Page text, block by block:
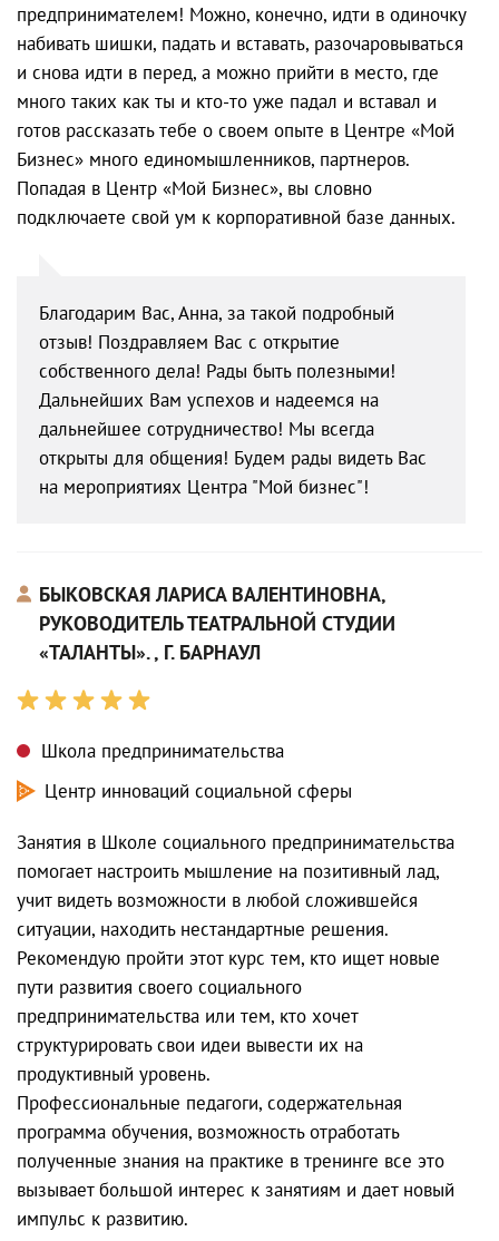
предпринимателем! Можно, конечно, идти в одиночку
набивать шишки, падать и вставать, разочаровываться
и снова идти в перед, а можно прийти в место, где
много таких как ты и кто-то уже падал и вставал и
готов рассказать тебе о своем опыте в Центре «Мой
Бизнес» много единомышленников, партнеров.
Попадая в Центр «Мой Бизнес», вы словно
подключаете свой ум к корпоративной базе данных.
Благодарим Вас, Анна, за такой подробный
отзыв! Поздравляем Вас с открытие
собственного дела! Рады быть полезными!
Дальнейших Вам успехов и надеемся на
дальнейшее сотрудничество! Мы всегда
открыты для общения! Будем рады видеть Вас
на мероприятиях Центра "Мой бизнес"!
БЫКОВСКАЯ ЛАРИСА ВАЛЕНТИНОВНА,
РУКОВОДИТЕЛЬ ТЕАТРАЛЬНОЙ СТУДИИ
«ТАЛАНТЫ». , Г. БАРНАУЛ
Школа предпринимательства
Центр инноваций социальной сферы
Занятия в Школе социального предпринимательства
помогает настроить мышление на позитивный лад,
учит видеть возможности в любой сложившейся
ситуации, находить нестандартные решения.
Рекомендую пройти этот курс тем, кто ищет новые
пути развития своего социального
предпринимательства или тем, кто хочет
структурировать свои идеи вывести их на
продуктивный уровень.
Профессиональные педагоги, содержательная
программа обучения, возможность отработать
полученные знания на практике в тренинге все это
вызывает большой интерес к занятиям и дает новый
импульс к развитию.